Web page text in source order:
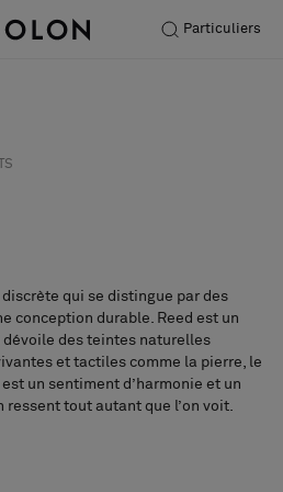
Particuliers
qui se distingue par des
conception durable. Reed est un
dévoile des teintes naturelles
et tactiles comme la pierre, le
un sentiment d’harmonie et un
ressent tout autant que l’on voit.